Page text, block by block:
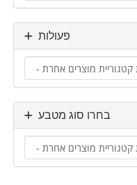
פעולות
בחרו סוג מטבע